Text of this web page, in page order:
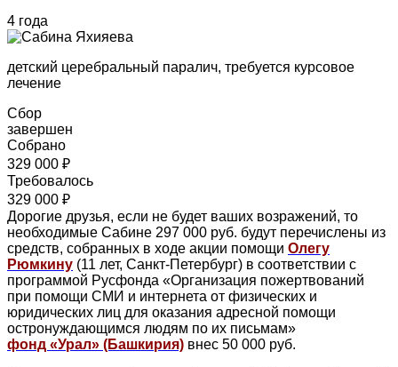
4 года
детский церебральный паралич, требуется курсовое
лечение
Сбор
завершен
Собрано
329 000 ₽
Требовалось
329 000 ₽
Дорогие друзья, если не будет ваших возражений, то
необходимые Сабине 297 000 руб. будут перечислены из
средств, собранных в ходе акции помощи Олегу
Рюмкину (11 лет, Санкт-Петербург) в соответствии с
программой Русфонда «Организация пожертвований
при помощи СМИ и интернета от физических и
юридических лиц для оказания адресной помощи
остронуждающимся людям по их письмам»
фонд «Урал» (Башкирия) внес 50 000 руб.